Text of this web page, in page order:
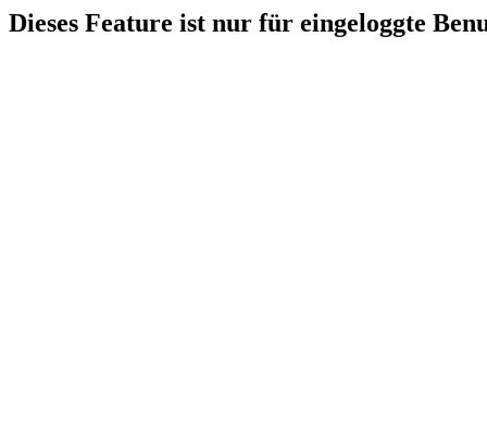
Dieses Feature ist nur für eingeloggte